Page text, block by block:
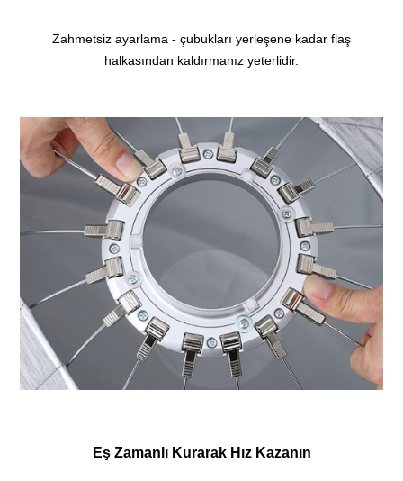
Zahmetsiz ayarlama - çubukları yerleşene kadar flaş
halkasından kaldırmanız yeterlidir.
Eş Zamanlı Kurarak Hız Kazanın